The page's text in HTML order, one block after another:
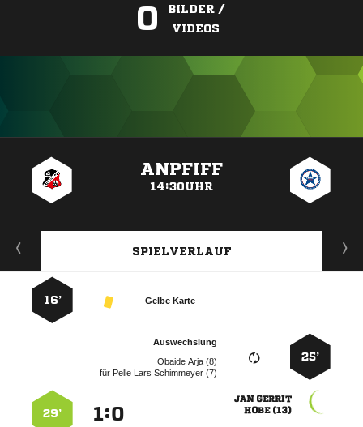
0
BILDER /
VIDEOS
ANPFIFF
14:30UHR
SPIELVERLAUF
Gelbe Karte
16’
25’
Auswechslung
  
für    
 
 
:
29’